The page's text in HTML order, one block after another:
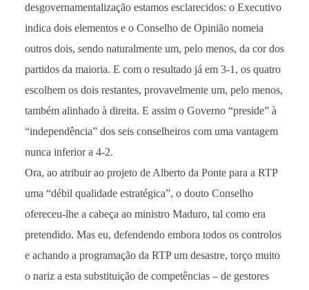
desgovernamentalização estamos esclarecidos: o Executivo
indica dois elementos e o Conselho de Opinião nomeia
outros dois, sendo naturalmente um, pelo menos, da cor dos
partidos da maioria. E com o resultado já em 3-1, os quatro
escolhem os dois restantes, provavelmente um, pelo menos,
também alinhado à direita. E assim o Governo “preside” à
“independência” dos seis conselheiros com uma vantagem
nunca inferior a 4-2.
Ora, ao atribuir ao projeto de Alberto da Ponte para a RTP
uma “débil qualidade estratégica”, o douto Conselho
ofereceu-lhe a cabeça ao ministro Maduro, tal como era
pretendido. Mas eu, defendendo embora todos os controlos
e achando a programação da RTP um desastre, torço muito
o nariz a esta substituição de competências – de gestores